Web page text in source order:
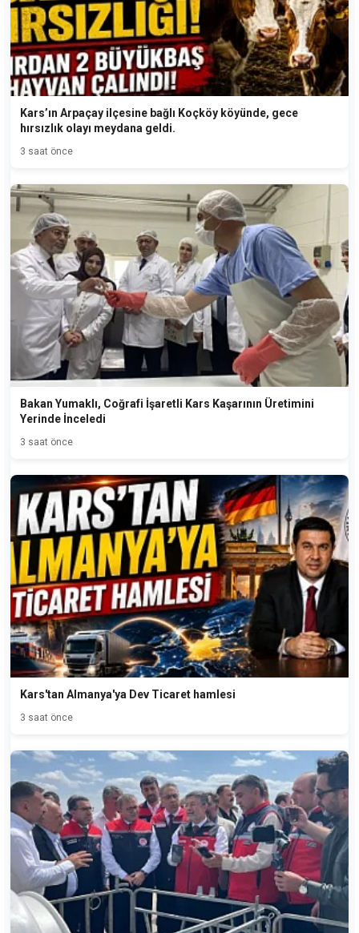
Kars’ın Arpaçay ilçesine bağlı Koçköy köyünde, gece
hırsızlık olayı meydana geldi.
3 saat önce
Bakan Yumaklı, Coğrafi İşaretli Kars Kaşarının Üretimini
Yerinde İnceledi
3 saat önce
Kars'tan Almanya'ya Dev Ticaret hamlesi
3 saat önce